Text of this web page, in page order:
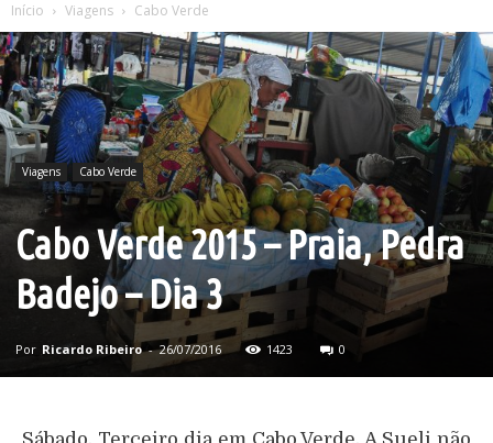
Início
Viagens Cabo Verde
Viagens Cabo Verde
Cabo Verde 2015 – Praia, Pedra
Badejo – Dia 3
Por Ricardo Ribeiro - 26/07/2016 1423 0